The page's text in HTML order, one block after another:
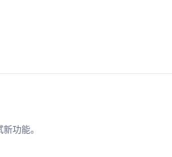
功能。